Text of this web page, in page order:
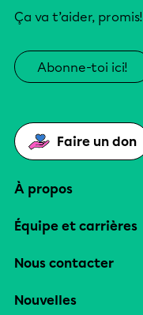
Ça va t’aider, promis!
Abonne-toi ici!
Faire un don
À propos
Équipe et carrières
Nous contacter
Nouvelles